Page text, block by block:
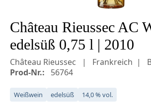
Château Rieussec AC
edelsüß 0,75 l | 2010
Château Rieussec Frankreich
Prod-Nr.:
56764
Weißwein edelsüß 14,0 % vol.